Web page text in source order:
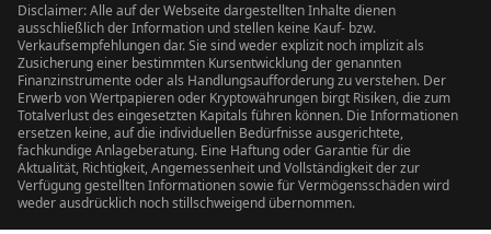
Disclaimer: Alle auf der Webseite dargestellten Inhalte dienen
ausschließlich der Information und stellen keine Kauf- bzw.
Verkaufsempfehlungen dar. Sie sind weder explizit noch implizit als
Zusicherung einer bestimmten Kursentwicklung der genannten
Finanzinstrumente oder als Handlungsaufforderung zu verstehen. Der
Erwerb von Wertpapieren oder Kryptowährungen birgt Risiken, die zum
Totalverlust des eingesetzten Kapitals führen können. Die Informationen
ersetzen keine, auf die individuellen Bedürfnisse ausgerichtete,
fachkundige Anlageberatung. Eine Haftung oder Garantie für die
Aktualität, Richtigkeit, Angemessenheit und Vollständigkeit der zur
Verfügung gestellten Informationen sowie für Vermögensschäden wird
weder ausdrücklich noch stillschweigend übernommen.